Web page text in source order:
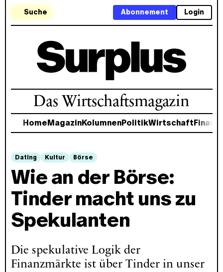
Suche Login
Abonnement
Das Wirtschaftsmagazin
Home MagazinKolumnenPolitikWirtschaft
Dating Kultur Börse
Wie an der Börse:
Tinder macht uns zu
Spekulanten
Die spekulative Logik der
Finanzmärkte ist über Tinder in unser